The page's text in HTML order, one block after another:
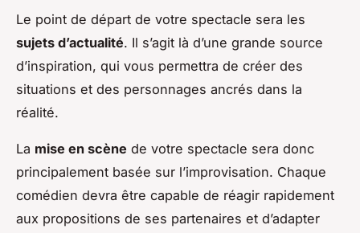
Le point de départ de votre spectacle sera les
sujets d’actualité. Il s’agit là d’une grande source
d’inspiration, qui vous permettra de créer des
situations et des personnages ancrés dans la
réalité.
La mise en scène de votre spectacle sera donc
principalement basée sur l’improvisation. Chaque
comédien devra être capable de réagir rapidement
aux propositions de ses partenaires et d’adapter